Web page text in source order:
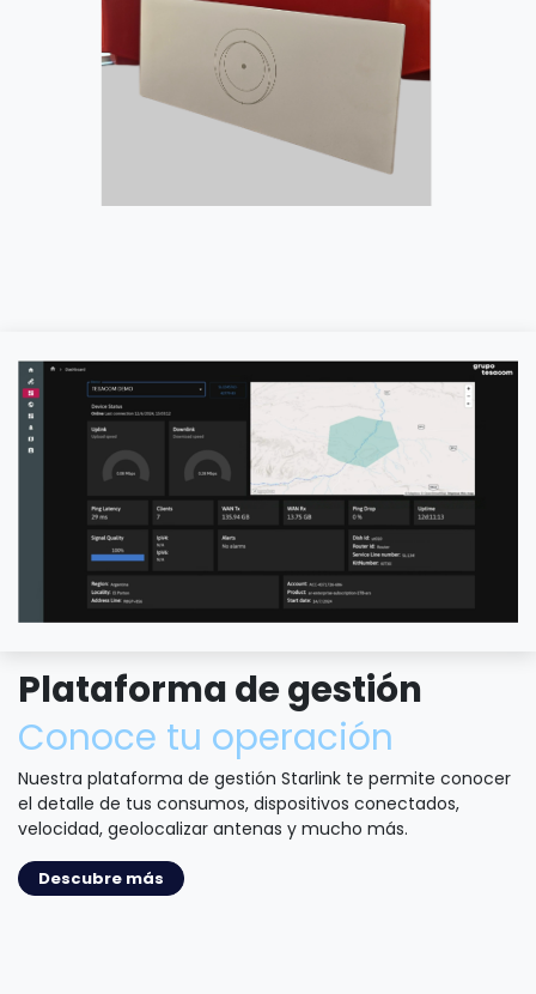
Plataforma de gestión
Conoce tu operación
Nuestra plataforma de gestión Starlink te permite conocer
el detalle de tus consumos, dispositivos conectados,
velocidad, geolocalizar antenas y mucho más.
Descubre más